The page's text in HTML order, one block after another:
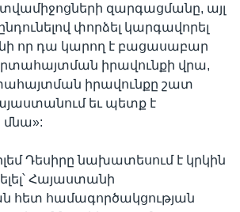
զարգացմանը, այլ
փորձել կարգավորել
որ դա կարող է բացասաբար
իրավունքի վրա,
իրավունքը շատ
եւ պետք է
Դեսիրը նախատեսում է կրկին
Հայաստանի
հետ համագործակցության